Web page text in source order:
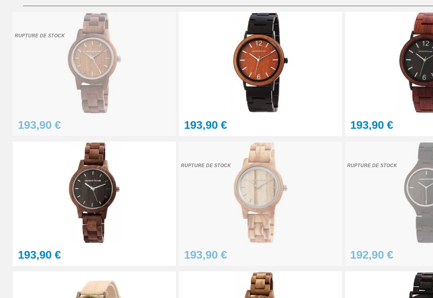
Kit raccourcir bracelet de montre métal
5,90 €
Chasse-goupille Manuel réparation montre
1,90 €
Support réparation de boîtier de montre pas cher
9,90 €
Lot Outils Montre 12 pièces + Sacoche - Réparation Kit Horlogerie
32,90 €
Souffleur anti-poussière en caoutchouc pour mécanisme
Pointe de remplacement de chasse-goupille montre
RUPTURE DE STOCK
193,90 € 193,90 € 193,90 €
193,90 €
RUPTURE DE STOCK
193,90 €
RUPTURE DE STOCK
192,90 €